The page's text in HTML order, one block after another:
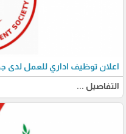
اعلان توظيف اداري للعمل لدى
التفاصيل ...